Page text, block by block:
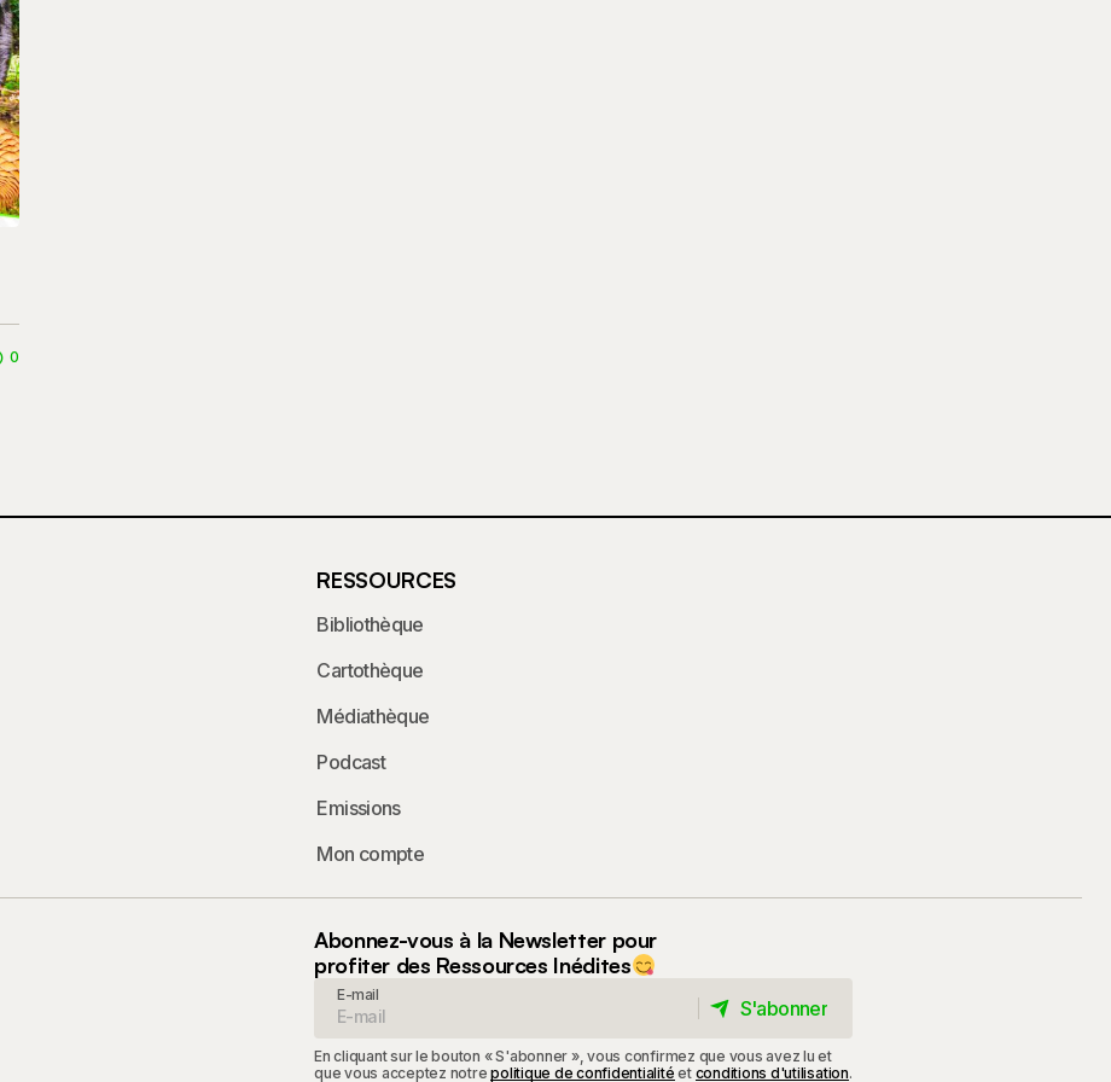
0
RESSOURCES
Bibliothèque
Cartothèque
Médiathèque
Podcast
Emissions
Mon compte
Abonnez-vous à la Newsletter pour
profiter des Ressources Inédites
E-mail
S'abonner
En cliquant sur le bouton « S'abonner », vous confirmez que vous avez lu et
que vous acceptez notrepolitique de confidentialité et conditions d'utilisation.